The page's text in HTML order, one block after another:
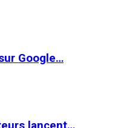
Google…